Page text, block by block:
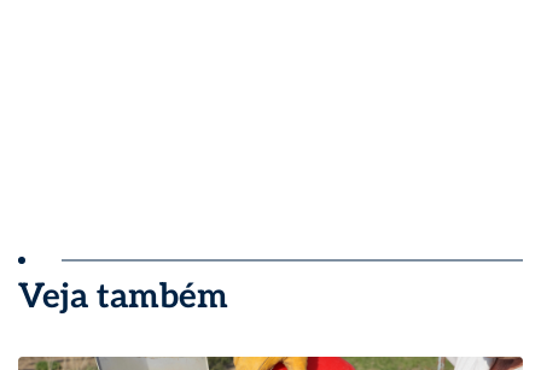
Veja também